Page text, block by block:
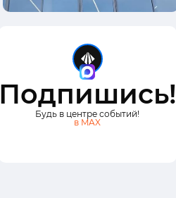
Подпишись!
Будь в центре событий!
в MAX